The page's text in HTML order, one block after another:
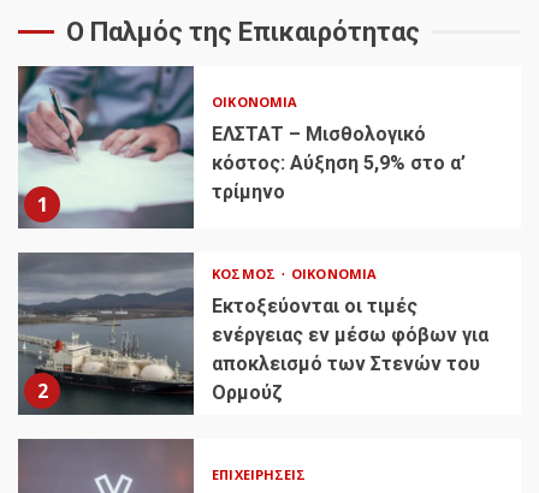
Ο Παλμός της Επικαιρότητας
1
ΟΙΚΟΝΟΜΊΑ
ΕΛΣΤΑΤ – Μισθολογικό
κόστος: Αύξηση 5,9% στο α’
τρίμηνο
2
ΚΌΣΜΟΣ ΟΙΚΟΝΟΜΊΑ
Εκτοξεύονται οι τιμές
ενέργειας εν μέσω φόβων για
αποκλεισμό των Στενών του
Ορμούζ
ΕΠΙΧΕΙΡΉΣΕΙΣ